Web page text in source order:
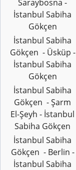
Saraybosna -
İstanbul Sabiha
Gökçen
İstanbul Sabiha
Gökçen - Üsküp -
İstanbul Sabiha
Gökçen
İstanbul Sabiha
Gökçen - Şarm
El-Şeyh - İstanbul
Sabiha Gökçen
İstanbul Sabiha
Gökçen - Berlin -
İstanbul Sabiha